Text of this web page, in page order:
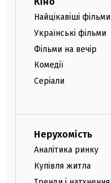
Найцікавіші фільми
Українські фільми
Фільми на вечір
Комедії
Серіали
Нерухомість
Аналітика ринку
Купівля житла